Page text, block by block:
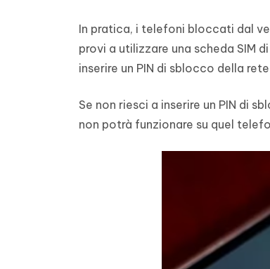
In pratica, i telefoni bloccati dal
provi a utilizzare una scheda SIM
inserire un PIN di sblocco della rete
Se non riesci a inserire un PIN di
non potrà funzionare su quel